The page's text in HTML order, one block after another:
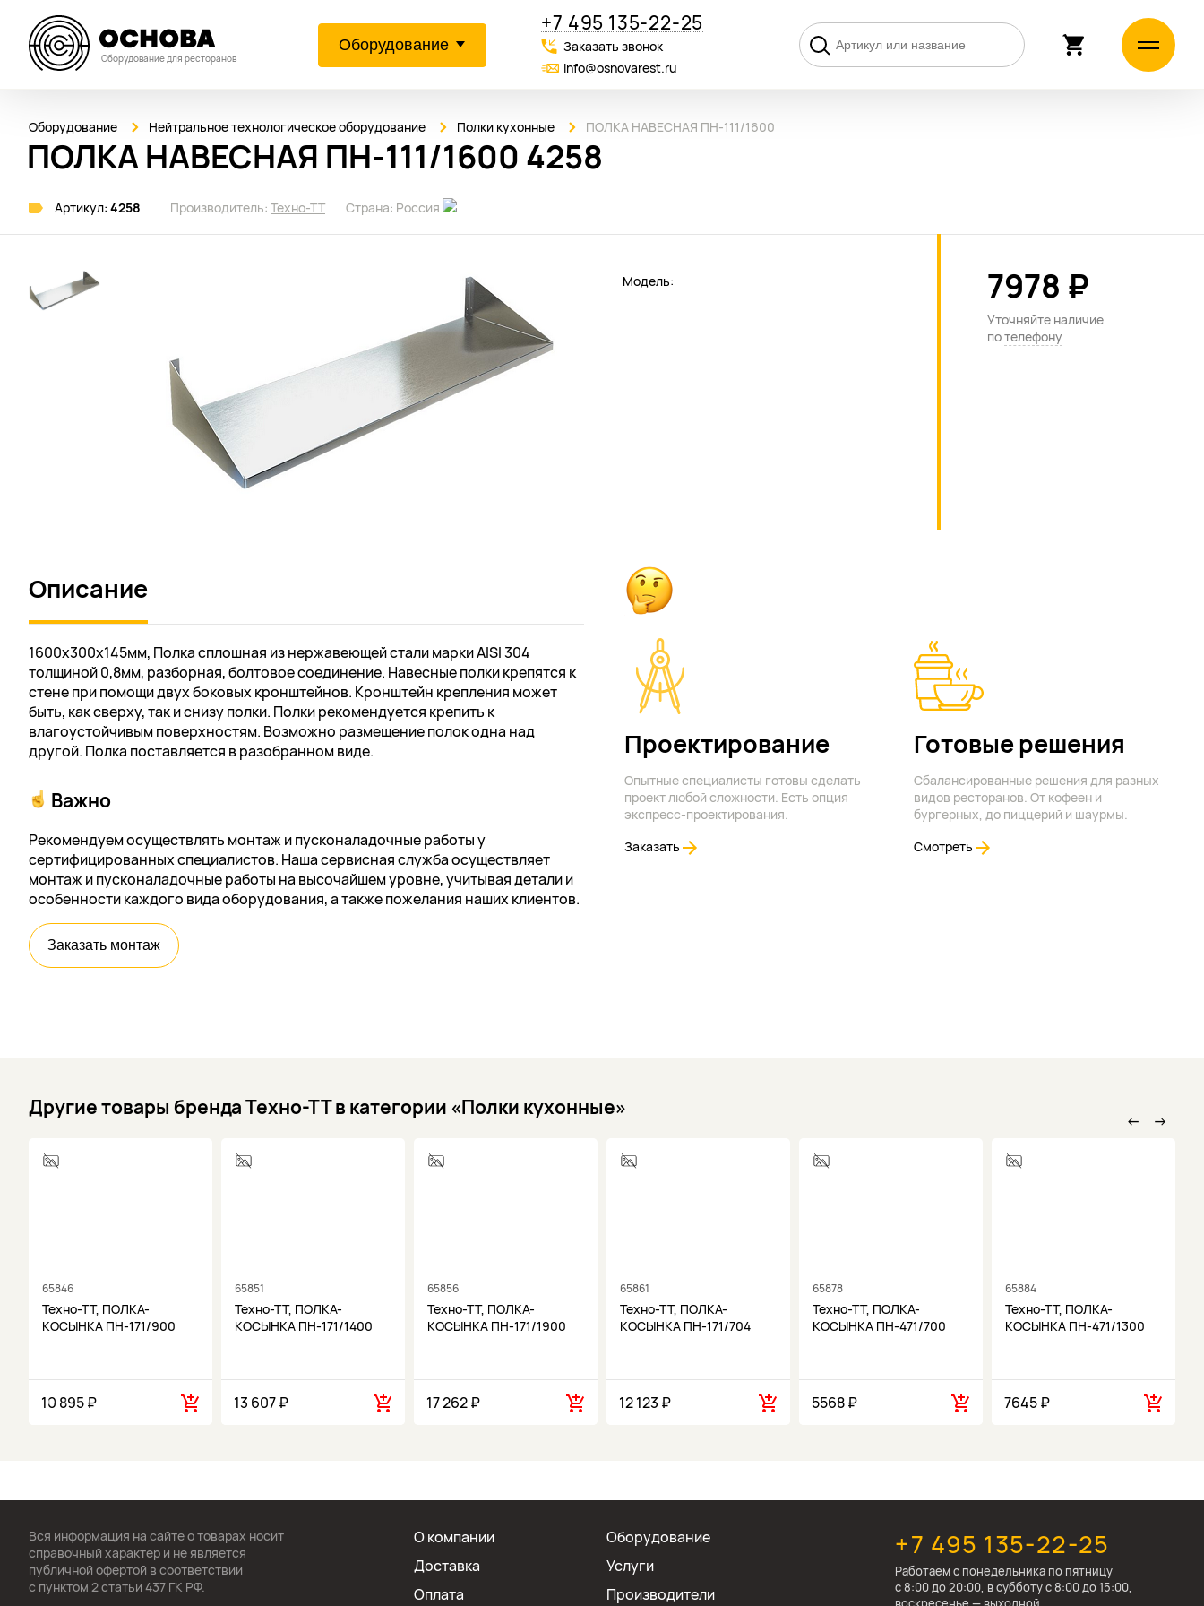
Оборудование для ресторанов
Оборудование
+7 495 135-22-25
Заказать звонок
info@osnovarest.ru
Оборудование Нейтральное технологическое оборудование Полки кухонные ПОЛКА НАВЕСНАЯ ПН-111/1600
ПОЛКА НАВЕСНАЯ ПН-111/1600 4258
Артикул: 4258 Производитель: Техно-ТТ Страна: Россия
Модель: 7978 ₽
Уточняйте наличие
потелефону
Описание
1600х300х145мм, Полка сплошная из нержавеющей стали марки AISI 304
толщиной 0,8мм, разборная, болтовое соединение. Навесные полки крепятся к
стене при помощи двух боковых кронштейнов. Кронштейн крепления может
быть, как сверху, так и снизу полки. Полки рекомендуется крепить к
влагоустойчивым поверхностям. Возможно размещение полок одна над
другой. Полка поставляется в разобранном виде.
Важно
Рекомендуем осуществлять монтаж и пусконаладочные работы у
сертифицированных специалистов. Наша сервисная служба осуществляет
монтаж и пусконаладочные работы на высочайшем уровне, учитывая детали и
особенности каждого вида оборудования, а также пожелания наших клиентов.
Заказать монтаж
Проектирование
Опытные специалисты готовы сделать
проект любой сложности. Есть опция
экспресс-проектирования.
Заказать
Готовые решения
Сбалансированные решения для разных
видов ресторанов. От кофеен и
бургерных, до пиццерий и шаурмы.
Смотреть
Другие товары бренда Техно-ТТ в категории «Полки кухонные»
←
65846
Техно-ТТ, ПОЛКА-
КОСЫНКА ПН-171/900
10 895 ₽
65851
Техно-ТТ, ПОЛКА-
КОСЫНКА ПН-171/1400
13 607 ₽
65856
Техно-ТТ, ПОЛКА-
КОСЫНКА ПН-171/1900
17 262 ₽
65861
Техно-ТТ, ПОЛКА-
КОСЫНКА ПН-171/704
12 123 ₽
65878
Техно-ТТ, ПОЛКА-
КОСЫНКА ПН-471/700
5568 ₽
65884
Техно-ТТ, ПОЛКА-
КОСЫНКА ПН-471/1300
7645 ₽
→
Вся информация на сайте о товарах носит
справочный характер и не является
публичной офертой в соответствии
с пунктом 2 статьи 437 ГК РФ.
О компании
Доставка
Оплата
Оборудование
Услуги
Производители
+7 495 135-22-25
Работаем c понедельника по пятницу
с 8:00 до 20:00, в субботу с 8:00 до 15:00,